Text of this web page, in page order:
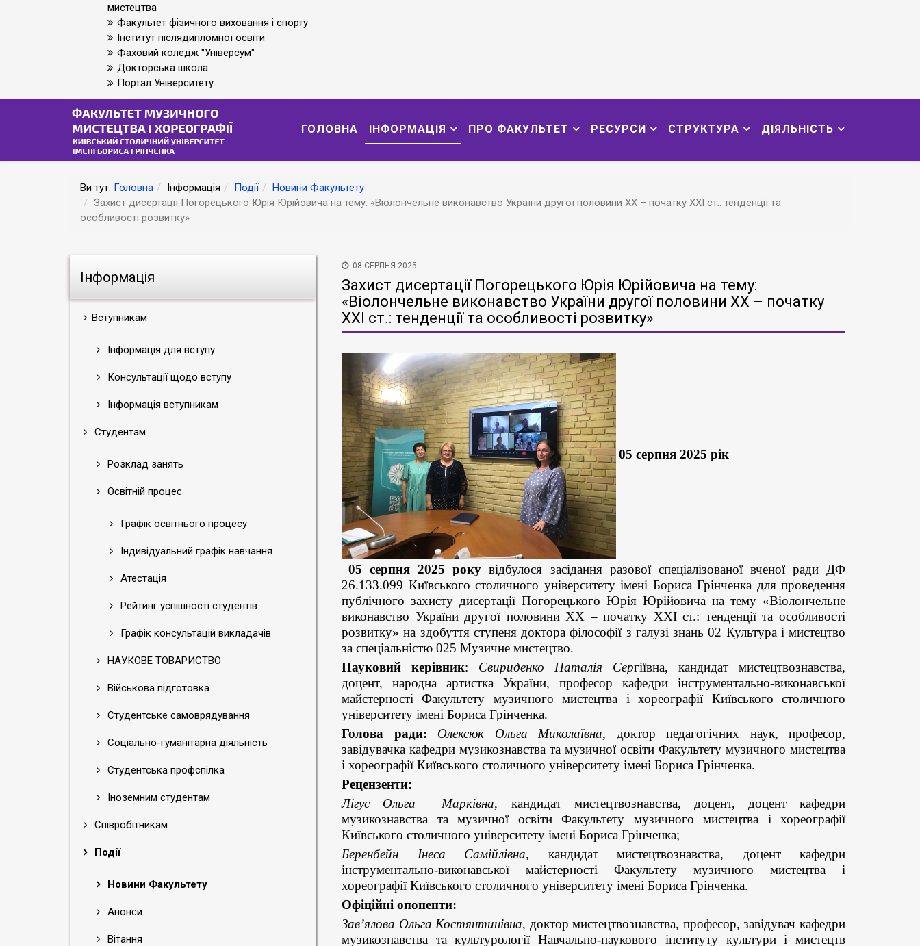
мистецтва
Факультет фізичного виховання і спорту
Інститут післядипломної освіти
Фаховий коледж "Універсум"
Докторська школа
Портал Університету
ГОЛОВНА ІНФОРМАЦІЯ ПРО ФАКУЛЬТЕТ РЕСУРСИ СТРУКТУРА ДІЯЛЬНІСТЬ
Ви тут: Головна Інформація Події
Новини Факультету
Захист дисертації Погорецького Юрія Юрійовича на тему: «Віолончельне виконавство України другої половини ХХ – початку ХХІ ст.: тенденції та
особливості розвитку»
Інформація
Вступникам
Інформація для вступу
Консультації щодо вступу
Інформація вступникам
Студентам
Розклад занять
Освітній процес
Графік освітнього процесу
Індивідуальний графік навчання
Атестація
Рейтинг успішності студентів
Графік консультацій викладачів
НАУКОВЕ ТОВАРИСТВО
Військова підготовка
Студентське самоврядування
Соціально-гуманітарна діяльність
Студентська профспілка
Іноземним студентам
Співробітникам
Події
Новини Факультету
Анонси
Вітання
08 СЕРПНЯ 2025
Захист дисертації Погорецького Юрія Юрійовича на тему:
«Віолончельне виконавство України другої половини ХХ – початку
ХХІ ст.: тенденції та особливості розвитку»
05 серпня 2025 рік
05 серпня 2025 року відбулося засідання разової спеціалізованої вченої ради ДФ
26.133.099 Київського столичного університету імені Бориса Грінченка для проведення
публічного захисту дисертації Погорецького Юрія Юрійовича на тему «Віолончельне
виконавство України другої половини ХХ – початку ХХІ ст.: тенденції та особливості
розвитку» на здобуття ступеня доктора філософії з галузі знань 02 Культура і мистецтво
за спеціальністю 025 Музичне мистецтво.
Науковий керівник: Свириденко Наталія Сергіївна, кандидат мистецтвознавства,
доцент, народна артистка України, професор кафедри інструментально-виконавської
майстерності Факультету музичного мистецтва і хореографії Київського столичного
університету імені Бориса Грінченка.
Голова ради:
Олексюк Ольга Миколаївна, доктор педагогічних наук, професор,
завідувачка кафедри музикознавства та музичної освіти Факультету музичного мистецтва
і хореографії Київського столичного університету імені Бориса Грінченка.
Рецензенти:
Лігус Ольга Марківна, кандидат мистецтвознавства, доцент, доцент кафедри
музикознавства та музичної освіти Факультету музичного мистецтва і хореографії
Київського столичного університету імені Бориса Грінченка;
Беренбейн Інеса Самійлівна, кандидат мистецтвознавства, доцент кафедри
інструментально-виконавської майстерності Факультету музичного мистецтва і
хореографії Київського столичного університету імені Бориса Грінченка.
Офіційні опоненти:
Зав’ялова Ольга Костянтинівна, доктор мистецтвознавства, професор, завідувач кафедри
музикознавства та культурології Навчально-наукового інституту культури і мистецтв